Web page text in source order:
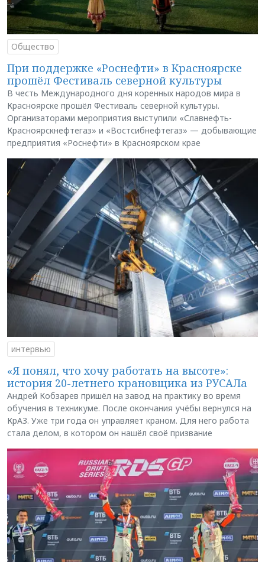
Общество
При поддержке «Роснефти» в Красноярске
прошёл Фестиваль северной культуры
В честь Международного дня коренных народов мира в
Красноярске прошёл Фестиваль северной культуры.
Организаторами мероприятия выступили «Славнефть-
Красноярскнефтегаз» и «Востсибнефтегаз» — добывающие
предприятия «Роснефти» в Красноярском крае
интервью
«Я понял, что хочу работать на высоте»:
история 20-летнего крановщика из РУСАЛа
Андрей Кобзарев пришёл на завод на практику во время
обучения в техникуме. После окончания учёбы вернулся на
КрАЗ. Уже три года он управляет краном. Для него работа
стала делом, в котором он нашёл своё призвание